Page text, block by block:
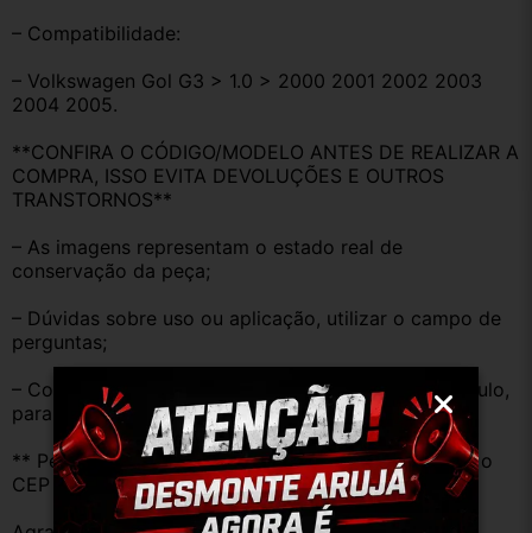
– Compatibilidade:
– Volkswagen Gol G3 > 1.0 > 2000 2001 2002 2003
2004 2005.
**CONFIRA O CÓDIGO/MODELO ANTES DE REALIZAR A
COMPRA, ISSO EVITA DEVOLUÇÕES E OUTROS
TRANSTORNOS**
– As imagens representam o estado real de
conservação da peça;
– Dúvidas sobre uso ou aplicação, utilizar o campo de
perguntas;
– Compare o produto anunciado com o do seu veículo,
para evitar trocas;
** Peças que não tem opção de envio, favor deixar o
CEP na área de perguntas para realizar cotação **